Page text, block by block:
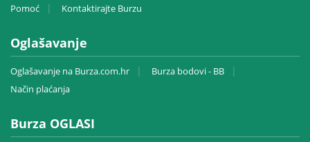
Pomoć Kontaktirajte Burzu
Oglašavanje
Oglašavanje na Burza.com.hr
Burza bodovi - BB
Način plaćanja
Burza OGLASI